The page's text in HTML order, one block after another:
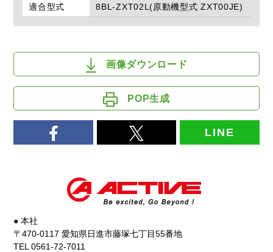
適合型式 8BL-ZXT02L(原動機型式 ZXT00JE)
画像ダウンロード
POP生成
LINE
● 本社
〒470-0117 愛知県日進市藤塚七丁目55番地
TEL 0561-72-7011